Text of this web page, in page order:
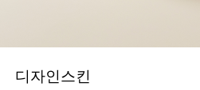
디자인스킨